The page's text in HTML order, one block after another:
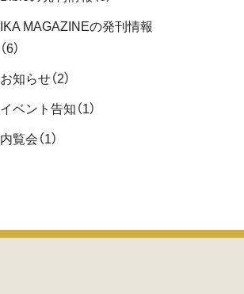
IKA MAGAZINEの発刊情報
（6）
お知らせ（2）
イベント告知 （1）
内覧会 （1）